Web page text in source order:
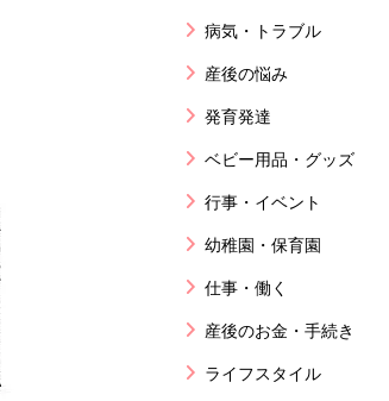
病気・トラブル
産後の悩み
発育発達
ベビー用品・グッズ
行事・イベント
幼稚園・保育園
仕事・働く
産後のお金・手続き
ライフスタイル